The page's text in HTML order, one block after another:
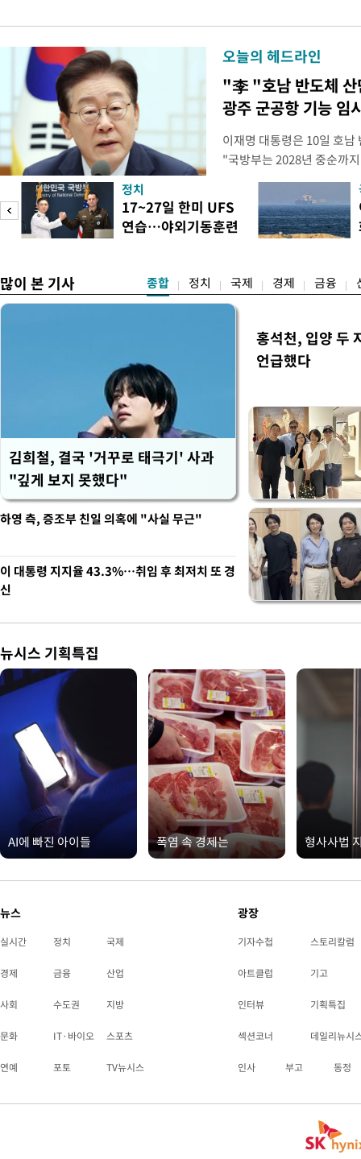
오늘의 헤드라인
"李 "호남 반도체 산
광주 군공항 기능 임
이재명 대통령은 10일 호
"국방부는 2028년 중순까
으로 임시 배치해서 광주
조기에 활용될 수 있도록
대통령은 이날 오후 청와대
차 민관합동 점검회의'에서
정치
17~27일 한미 UFS
연습…야외기동훈련
많이 본 기사 종합 정치 국제 경제 금융
김희철, 결국 '거꾸로 태극기' 사과
"깊게 보지 못했다"
홍석천, 입양 두
언급했다
하영 측, 증조부 친일 의혹에 "사실 무근"
이 대통령 지지율 43.3%…취임 후 최저치 또 경
신
뉴시스 기획특집
AI에 빠진 아이들 폭염 속 경제는 형사사법
뉴스
실시간 정치 국제
경제 금융 산업
사회 수도권 지방
문화 IT·바이오 스포츠
연예 포토 TV뉴시스
광장
기자수첩 스토리칼럼
아트클럽 기고
인터뷰 기획특집
섹션코너 데일리뉴시
인사 부고 동정